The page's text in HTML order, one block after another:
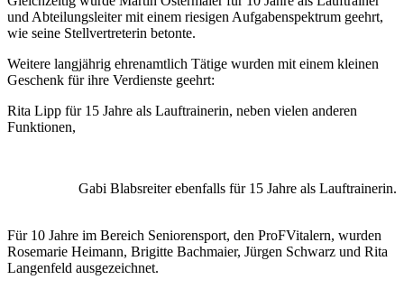
und Abteilungsleiter mit einem riesigen Aufgabenspektrum geehrt,
wie seine Stellvertreterin betonte.
Weitere langjährig ehrenamtlich Tätige wurden mit einem kleinen
Geschenk für ihre Verdienste geehrt:
Rita Lipp für 15 Jahre als Lauftrainerin, neben vielen anderen
Funktionen,
Gabi Blabsreiter ebenfalls für 15 Jahre als Lauftrainerin.
Für 10 Jahre im Bereich Seniorensport, den ProFVitalern, wurden
Rosemarie Heimann, Brigitte Bachmaier, Jürgen Schwarz und Rita
Langenfeld ausgezeichnet.